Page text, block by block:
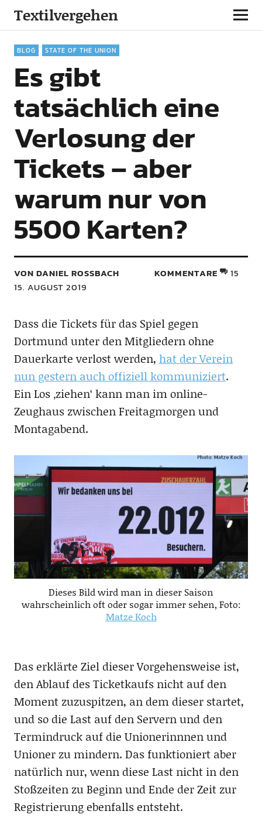
Textilvergehen
BLOG STATE OF THE UNION
Es gibt
tatsächlich eine
Verlosung der
Tickets – aber
warum nur von
5500 Karten?
VON DANIEL ROSSBACH
15. AUGUST 2019
KOMMENTARE 15
Dass die Tickets für das Spiel gegen
Dortmund unter den Mitgliedern ohne
Dauerkarte verlost werden, hat der Verein
nun gestern auch offiziell kommuniziert.
Ein Los ‚ziehen‘ kann man im online-
Zeughaus zwischen Freitagmorgen und
Montagabend.
Dieses Bild wird man in dieser Saison
wahrscheinlich oft oder sogar immer sehen, Foto:
Matze Koch
Das erklärte Ziel dieser Vorgehensweise ist,
den Ablauf des Ticketkaufs nicht auf den
Moment zuzuspitzen, an dem dieser startet,
und so die Last auf den Servern und den
Termindruck auf die Unionerinnnen und
Unioner zu mindern. Das funktioniert aber
natürlich nur, wenn diese Last nicht in den
Stoßzeiten zu Beginn und Ende der Zeit zur
Registrierung ebenfalls entsteht.